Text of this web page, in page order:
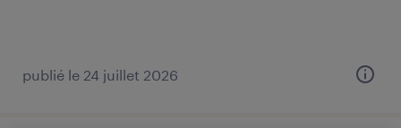
publié le 24 juillet 2026